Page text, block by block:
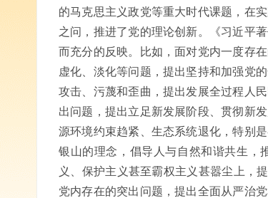
的马克思主义政党等重大时代课题，在
之问，推进了党的理论创新。《习近平
而充分的反映。比如，面对党内一度存
虚化、淡化等问题，提出坚持和加强党
攻击、污蔑和歪曲，提出发展全过程人
出问题，提出立足新发展阶段、贯彻新
源环境约束趋紧、生态系统退化，特别
银山的理念，倡导人与自然和谐共生，
义、保护主义甚至霸权主义甚嚣尘上，
党内存在的突出问题，提出全面从严治